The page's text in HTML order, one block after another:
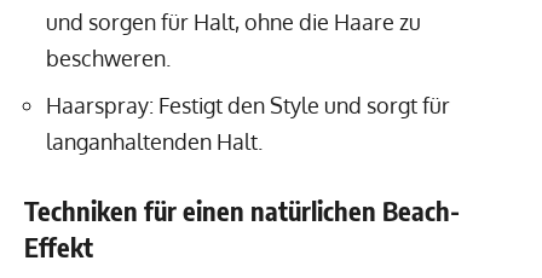
und sorgen für Halt, ohne die Haare zu
beschweren.
Haarspray: Festigt den Style und sorgt für
langanhaltenden Halt.
Techniken für einen natürlichen Beach-
Effekt